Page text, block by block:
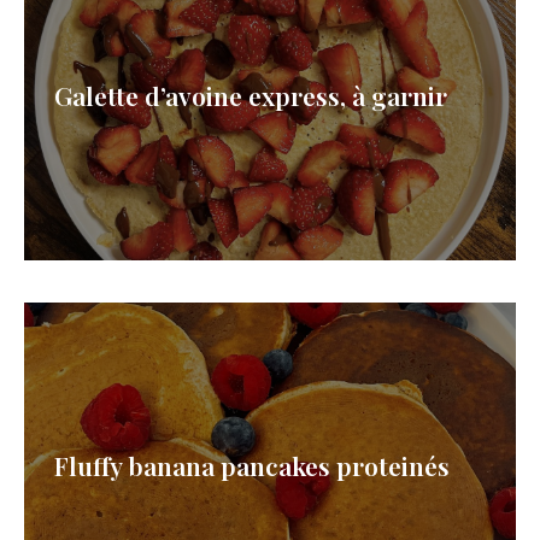
Galette d’avoine express, à garnir
Fluffy banana pancakes proteinés